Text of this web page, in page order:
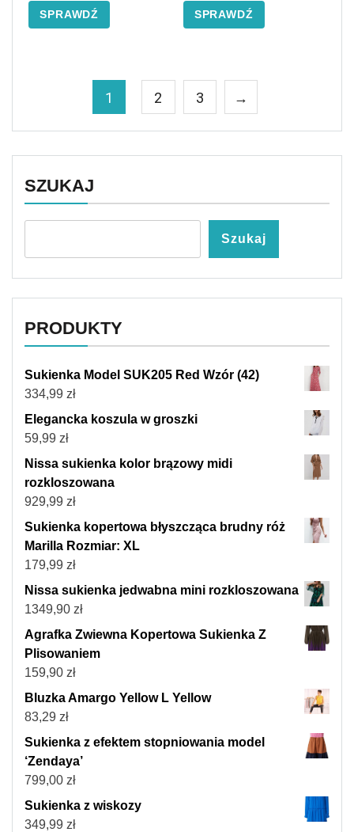
SPRAWDŹ SPRAWDŹ
1 2 3 →
SZUKAJ
Szukaj
PRODUKTY
Sukienka Model SUK205 Red Wzór (42)
334,99 zł
Elegancka koszula w groszki
59,99 zł
Nissa sukienka kolor brązowy midi
rozkloszowana
929,99 zł
Sukienka kopertowa błyszcząca brudny róż
Marilla Rozmiar: XL
179,99 zł
Nissa sukienka jedwabna mini rozkloszowana
1349,90 zł
Agrafka Zwiewna Kopertowa Sukienka Z
Plisowaniem
159,90 zł
Bluzka Amargo Yellow L Yellow
83,29 zł
Sukienka z efektem stopniowania model
‘Zendaya’
799,00 zł
Sukienka z wiskozy
349,99 zł